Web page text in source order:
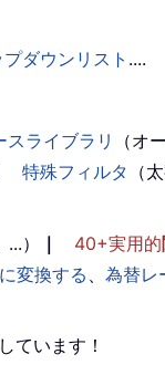
ダウンリスト ....
スライブラリ
（オ
特殊フィルタ （
...） ｜ 40+実用的
変換する 、 為替レ
ています！